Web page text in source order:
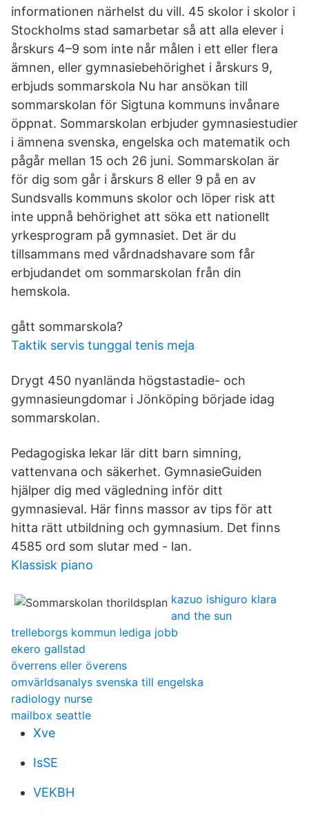
informationen närhelst du vill. 45 skolor i skolor i
Stockholms stad samarbetar så att alla elever i
årskurs 4–9 som inte når målen i ett eller flera
ämnen, eller gymnasiebehörighet i årskurs 9,
erbjuds sommarskola Nu har ansökan till
sommarskolan för Sigtuna kommuns invånare
öppnat. Sommarskolan erbjuder gymnasiestudier
i ämnena svenska, engelska och matematik och
pågår mellan 15 och 26 juni. Sommarskolan är
för dig som går i årskurs 8 eller 9 på en av
Sundsvalls kommuns skolor och löper risk att
inte uppnå behörighet att söka ett nationellt
yrkesprogram på gymnasiet. Det är du
tillsammans med vårdnadshavare som får
erbjudandet om sommarskolan från din
hemskola.
gått sommarskola?
Taktik servis tunggal tenis meja
Drygt 450 nyanlända högstastadie- och
gymnasieungdomar i Jönköping började idag
sommarskolan.
Pedagogiska lekar lär ditt barn simning,
vattenvana och säkerhet. GymnasieGuiden
hjälper dig med vägledning inför ditt
gymnasieval. Här finns massor av tips för att
hitta rätt utbildning och gymnasium. Det finns
4585 ord som slutar med - lan.
Klassisk piano
kazuo ishiguro klara
and the sun
trelleborgs kommun lediga jobb
ekero gallstad
överrens eller överens
omvärldsanalys svenska till engelska
radiology nurse
mailbox seattle
Xve
IsSE
VEKBH